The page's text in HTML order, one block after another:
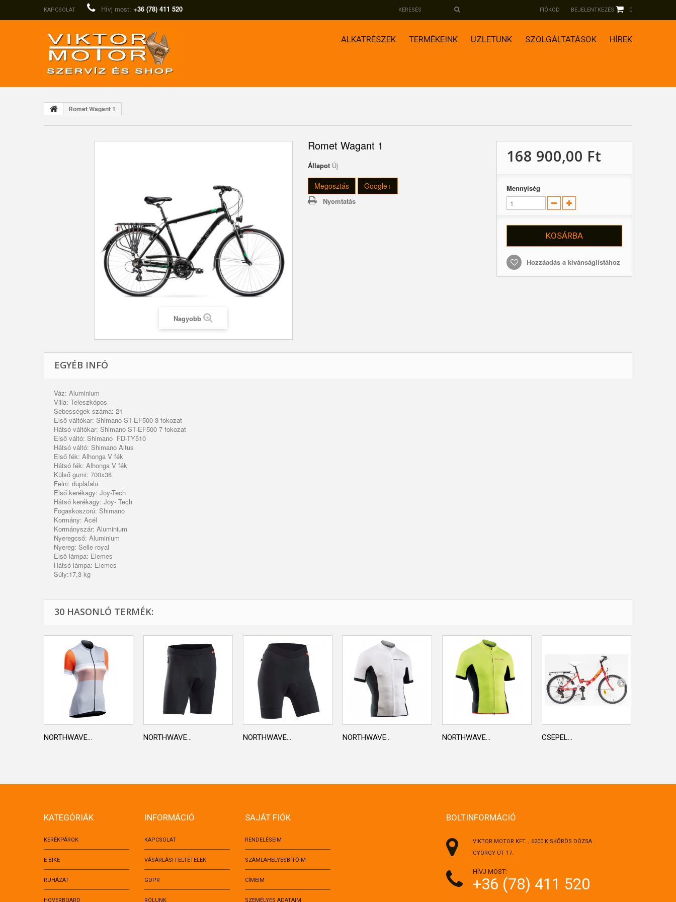
KAPCSOLAT Hívj most: +36 (78) 411 520 0
BEJELENTKEZÉS
FIÓKOD
ALKATRÉSZEK TERMÉKEINK ÜZLETÜNK SZOLGÁLTATÁSOK HÍREK
Romet Wagant 1
Nagyobb
Romet Wagant 1
Állapot Új
Megosztás Google+
Nyomtatás
168 900,00 Ft‎
Mennyiség
KOSÁRBA
Hozzáadás a kívánságlistához
EGYÉB INFÓ
Váz: Aluminium
Villa: Teleszkópos
Sebességek száma: 21
Első váltókar: Shimano ST-EF500 3 fokozat
Hátsó váltókar: Shimano ST-EF500 7 fokozat
Első váltó: Shimano FD-TY510
Hátsó váltó: Shimano Altus
Első fék: Alhonga V fék
Hátsó fék: Alhonga V fék
Külső gumi: 700x38
Felni: duplafalu
Első kerékagy: Joy-Tech
Hátsó kerékagy: Joy- Tech
Fogaskoszorú: Shimano
Kormány: Acél
Kormányszár: Aluminium
Nyeregcső: Aluminium
Nyereg: Selle royal
Első lámpa: Elemes
Hátsó lámpa: Elemes
Súly:17,3 kg
30 HASONLÓ TERMÉK:
NORTHWAVE... NORTHWAVE... NORTHWAVE... NORTHWAVE... NORTHWAVE... CSEPEL...
KATEGÓRIÁK
KERÉKPÁROK
E-BIKE
RUHÁZAT
HOVERBOARD
INFORMÁCIÓ
KAPCSOLAT
VÁSÁRLÁSI FELTÉTELEK
GDPR
RÓLUNK
SAJÁT FIÓK
RENDELÉSEIM
SZÁMLAHELYESBÍTŐIM
CÍMEIM
SZEMÉLYES ADATAIM
BOLTINFORMÁCIÓ
VIKTOR MOTOR KFT. , 6200 KISKŐRÖS DÓZSA
GYÖRGY ÚT 17.
HÍVJ MOST:
+36 (78) 411 520